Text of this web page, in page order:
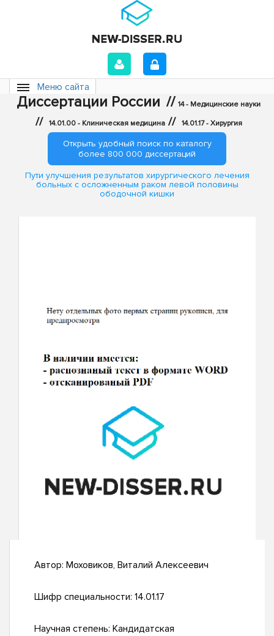
Меню сайта
Диссертации России // 14 - Медицинские науки
// 14.01.00 - Клиническая медицина // 14.01.17 - Хирургия
Открыть удобный поиск по каталогу
более 800 000 диссертаций
Пути улучшения результатов хирургического лечения
больных с осложненным раком левой половины
ободочной кишки
Автор: Моховиков, Виталий Алексеевич
Шифр специальности: 14.01.17
Научная степень: Кандидатская